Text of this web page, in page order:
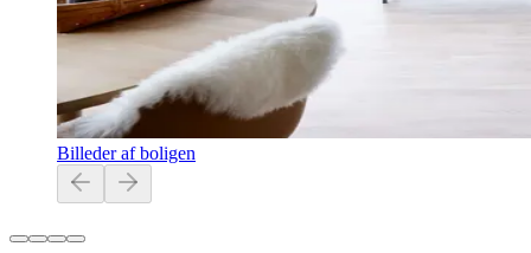
Billeder af boligen